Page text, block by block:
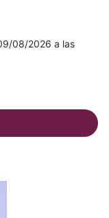
08/2026 a las